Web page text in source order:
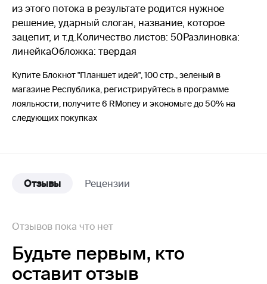
из этого потока в результате родится нужное
решение, ударный слоган, название, которое
зацепит, и т.д.Количество листов: 50Разлиновка:
линейкаОбложка: твердая
Купите Блокнот "Планшет идей", 100 стр., зеленый в
магазине Республика, регистрируйтесь в программе
лояльности, получите 6 RMoney и экономьте до 50% на
следующих покупках
Отзывы Рецензии
Отзывов пока что нет
Будьте первым, кто
оставит отзыв